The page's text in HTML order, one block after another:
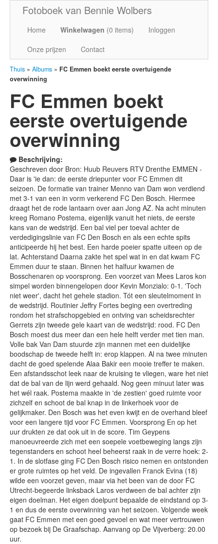
Fotoboek van Bennie Wolbers
Home Winkelwagen (0 items)
Inloggen
Onze prijzen
Contact
Thuis » Albums » FC Emmen boekt eerste overtuigende
overwinning
FC Emmen boekt
eerste overtuigende
overwinning
Beschrijving:
Geschreven door Bron: Huub Reuvers RTV Drenthe EMMEN -
Daar is 'ie dan: de eerste driepunter voor FC Emmen dit
seizoen. De formatie van trainer Menno van Dam won verdiend
met 3-1 van een in vorm verkerend FC Den Bosch. Hiermee
draagt het de rode lantaarn over aan Jong AZ. Na acht minuten
kreeg Romano Postema, eigenlijk vanuit het niets, de eerste
kans van de wedstrijd. Een bal viel per toeval achter de
verdedigingslinie van FC Den Bosch en als een echte spits
anticipeerde hij het best. Een harde poeier spatte uiteen op de
lat. Achterstand Daarna zakte het spel wat in en dat kwam FC
Emmen duur te staan. Binnen het halfuur kwamen de
Bosschenaren op voorsprong. Een voorzet van Mees Laros kon
simpel worden binnengelopen door Kevin Monzialo: 0-1. 'Toch
niet weer', dacht het gehele stadion. Tót een sleutelmoment in
de wedstrijd. Routinier Jeffry Fortes beging een overtreding
rondom het strafschopgebied en ontving van scheidsrechter
Gerrets zijn tweede gele kaart van de wedstrijd: rood. FC Den
Bosch moest dus meer dan een hele helft verder met tien man.
Volle bak Van Dam stuurde zijn mannen met een duidelijke
boodschap de tweede helft in: erop klappen. Al na twee minuten
dacht de goed spelende Alaa Bakir een mooie treffer te maken.
Een afstandsschot leek naar de kruising te vliegen, ware het niet
dat de bal van de lijn werd gehaald. Nog geen minuut later was
het wél raak. Postema maakte in 'de zestien' goed ruimte voor
zichzelf en schoot de bal knap in de linkerhoek voor de
gelijkmaker. Den Bosch was het even kwijt en de overhand bleef
voor een langere tijd voor FC Emmen. Voorsprong En op het
uur drukten ze dat ook uit in de score. Tim Geypens
manoeuvreerde zich met een soepele voetbeweging langs zijn
tegenstanders en schoot heel beheerst raak in de verre hoek: 2-
1. In de slotfase ging FC Den Bosch risico nemen en ontstonden
er grote ruimtes op het veld. De ingevallen Franck Evina (18)
wilde een voorzet geven, maar via het been van de door FC
Utrecht-begeerde linksback Laros verdween de bal achter zijn
eigen doelman. Het eigen doelpunt bepaalde de eindstand op 3-
1 en dus de eerste overwinning van het seizoen. Volgende week
gaat FC Emmen met een goed gevoel en wat meer vertrouwen
op bezoek bij De Graafschap. Aanvang op De Vijverberg: 20.00
uur.